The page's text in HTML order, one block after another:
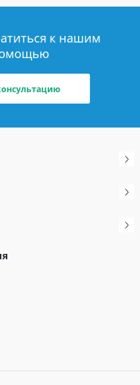
к нашим